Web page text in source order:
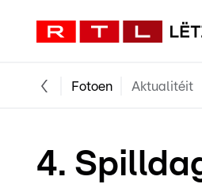
Fotoen Aktualitéit
4.